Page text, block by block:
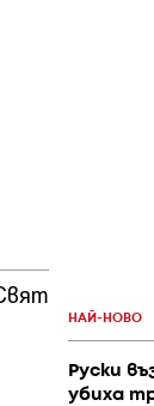
НАЙ-НОВО
Руски
убиха